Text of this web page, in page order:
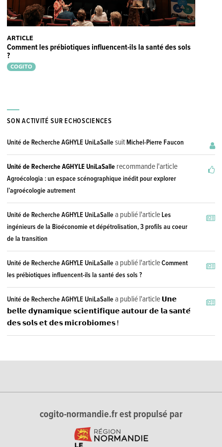
ARTICLE
Comment les prébiotiques influencent-ils la santé des sols
?
COGITO
SON ACTIVITÉ SUR ECHOSCIENCES
Unité de Recherche AGHYLE UniLaSallesuitMichel-Pierre Faucon
Unité de Recherche AGHYLE UniLaSalle recommande l'article
Agroécologia : un espace scénographique inédit pour explorer
l’agroécologie autrement
Unité de Recherche AGHYLE UniLaSallea publié l'articleLes
ingénieurs de la Bioéconomie et dépétrolisation, 3 profils au coeur
de la transition
Unité de Recherche AGHYLE UniLaSallea publié l'articleComment
les prébiotiques influencent-ils la santé des sols ?
Unité de Recherche AGHYLE UniLaSallea publié l'article 𝗨𝗻𝗲
𝗯𝗲𝗹𝗹𝗲 𝗱𝘆𝗻𝗮𝗺𝗶𝗾𝘂𝗲 𝘀𝗰𝗶𝗲𝗻𝘁𝗶𝗳𝗶𝗾𝘂𝗲 𝗮𝘂𝘁𝗼𝘂𝗿 𝗱𝗲 𝗹𝗮 𝘀𝗮𝗻𝘁𝗲́
𝗱𝗲𝘀 𝘀𝗼𝗹𝘀 𝗲𝘁 𝗱𝗲𝘀 𝗺𝗶𝗰𝗿𝗼𝗯𝗶𝗼𝗺𝗲𝘀 !
cogito-normandie.fr est propulsé par